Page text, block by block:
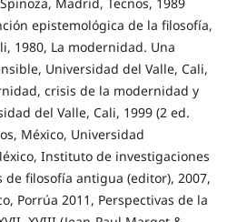
epistemológica de la filosofía,
1980, La modernidad. Una
Universidad del Valle, Cali,
crisis de la modernidad y
del Valle, Cali, 1999 (2 ed.
México, Universidad
Instituto de investigaciones
de filosofía antigua (editor), 2007,
Porrúa 2011, Perspectivas de la